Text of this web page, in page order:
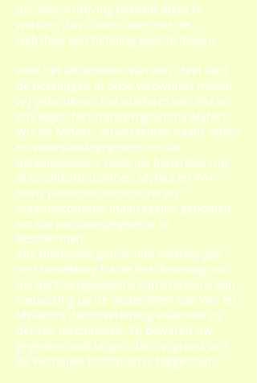
per overschrijving betaald dient te
worden, dus u dient niet met de
webshop een betaling over te maken.
Voor het afhandelen van een (deel van)
de betalingen in onze webwinkel maken
wij gebruik van het platform van Wix en
ons eigen facturatieprogramma Myfact.
Wix en Myfact verwerkenuw naam, adres
en woonplaatsgegevens en uw
betaalgegevens zoals uw bankrekening-
of creditcardnummer. Myfact en Wix
heeft passende technische en
organisatorische maatregelen genomen
om uw persoonsgegevens te
beschermen.
Alle hierboven genoemde waarborgen
met betrekking tot de bescherming van
uw persoonsgegevens zijn eveneens van
toepassing op de onderdelen van Wix en
Myfacts's dienstverlening waarvoor zij
derden inschakelen. Zij bewaren uw
gegevens niet langer dan op grond van
de wettelijke termijnen is toegestaan.